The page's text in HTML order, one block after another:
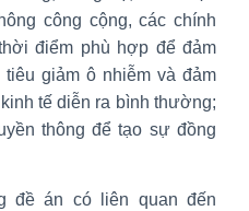
công cộng, các chính
điểm phù hợp để đảm
giảm ô nhiễm và đảm
tế diễn ra bình thường;
thông để tạo sự đồng
đề án có liên quan đến